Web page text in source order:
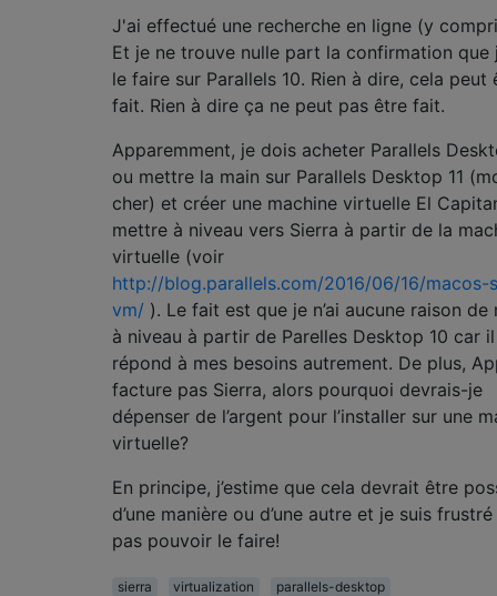
J'ai effectué une recherche en ligne (y
Et je ne trouve nulle part la confirmation que
le faire sur Parallels 10. Rien à dire, cela peut
fait. Rien à dire ça ne peut pas être fait.
Apparemment, je dois acheter Parallels
ou mettre la main sur Parallels Desktop 11
cher) et créer une machine virtuelle El
mettre à niveau vers Sierra à partir de la
virtuelle (voir
http://blog.parallels.com/2016/06/16/macos-
vm/ ). Le fait est que je n’ai aucune raison de
à niveau à partir de Parelles Desktop 10 car il
répond à mes besoins autrement. De plus,
facture pas Sierra, alors pourquoi devrais-je
dépenser de l’argent pour l’installer sur une
virtuelle?
En principe, j’estime que cela devrait être
d’une manière ou d’une autre et je suis
pas pouvoir le faire!
sierra virtualization
parallels-desktop